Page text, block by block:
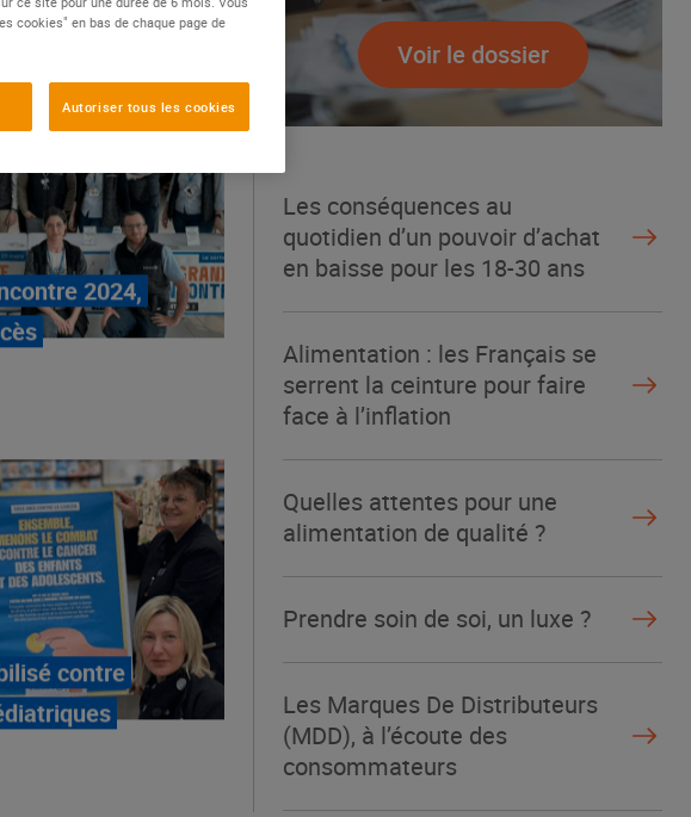
contre
SES
Voir le dossier
Les conséquences au
quotidien d’un pouvoir d’achat
en baisse pour les 18-30 ans
Alimentation : les Français se
serrent la ceinture pour faire
face à l’inflation
Quelles attentes pour une
alimentation de qualité ?
Prendre soin de soi, un luxe ?
Les Marques De Distributeurs
(MDD), à l’écoute des
consommateurs
cookies" en bas de chaque page de
Autoriser tous les cookies